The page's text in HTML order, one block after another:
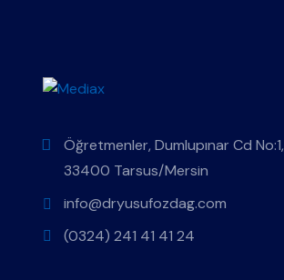
Öğretmenler, Dumlupınar Cd No:1,
33400 Tarsus/Mersin
info@dryusufozdag.com
(0324) 241 41 41 24